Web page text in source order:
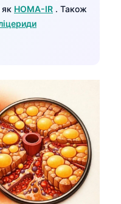
як HOMA-IR . Також